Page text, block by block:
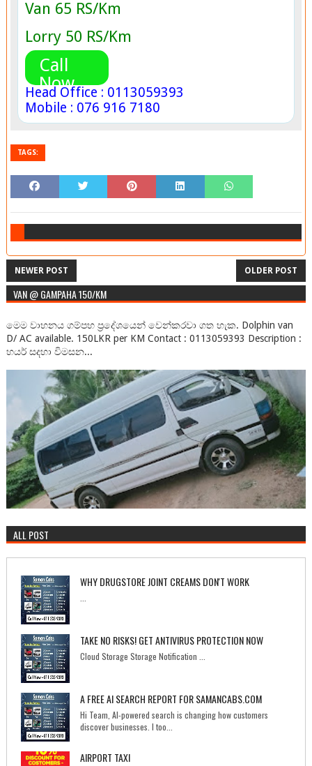
Van 65 RS/Km
Lorry 50 RS/Km
Call
Now
Head Office : 0113059393
Mobile : 076 916 7180
TAGS:
NEWER POST OLDER POST
VAN @ GAMPAHA 150/KM
මෙම වාහනය ගම්පහ ප්‍රදේශයෙන් වෙන්කරවා ගත හැක. Dolphin van
D/ AC available. 150LKR per KM Contact : 0113059393 Description :
හයර් සදහා විමසන...
ALL POST
WHY DRUGSTORE JOINT CREAMS DON'T WORK
TAKE NO RISKS! GET ANTIVIRUS PROTECTION NOW
Cloud Storage Storage Notification ...
A FREE AI SEARCH REPORT FOR SAMANCABS.COM
Hi Team, AI-powered search is changing how customers
discover businesses. I too...
AIRPORT TAXI